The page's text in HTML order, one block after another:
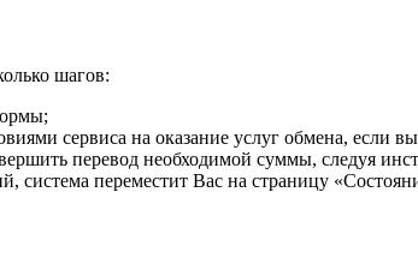
шагов:
сервиса на оказание услуг обмена,
перевод необходимой суммы, следуя
переместит Вас на страницу